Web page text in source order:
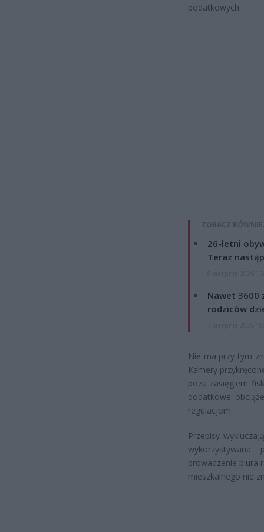
podatkowych.
ZOBACZ
26-letni
Teraz
Nawet 3600
rodziców
Nie ma przy tym
Kamery
poza zasięgiem
dodatkowe
regulacjom.
Przepisy
prowadzenie biura
mieszkalnego nie